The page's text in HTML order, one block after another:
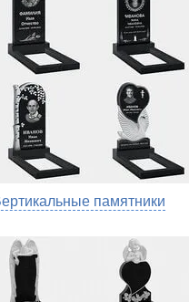
памятники